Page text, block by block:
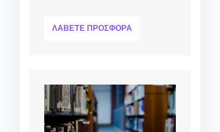
ΛΑΒΕΤΕ ΠΡΟΣΦΟΡΑ